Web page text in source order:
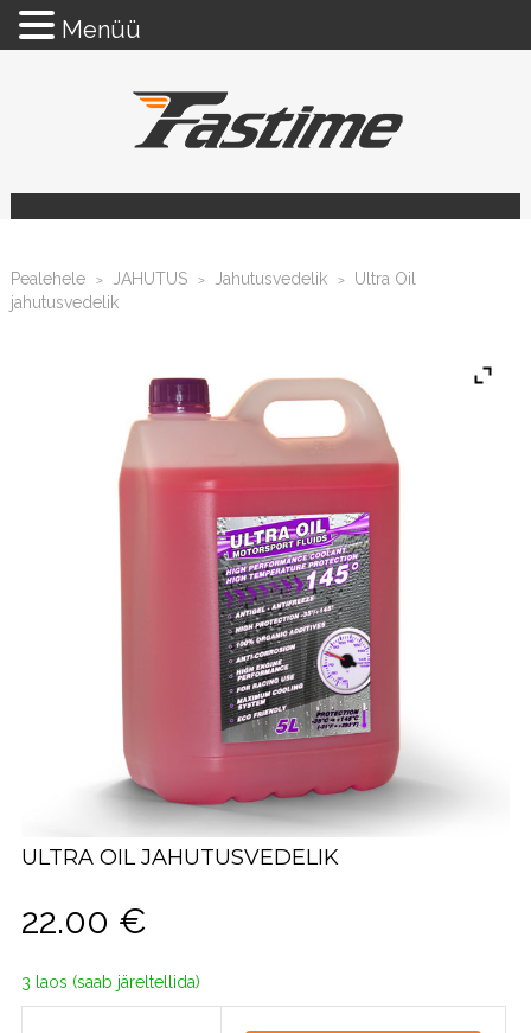
Pealehele > JAHUTUS > Jahutusvedelik >
Ultra Oil
jahutusvedelik
ULTRA OIL JAHUTUSVEDELIK
22.00 €
3 laos (saab järeltellida)
Menüü